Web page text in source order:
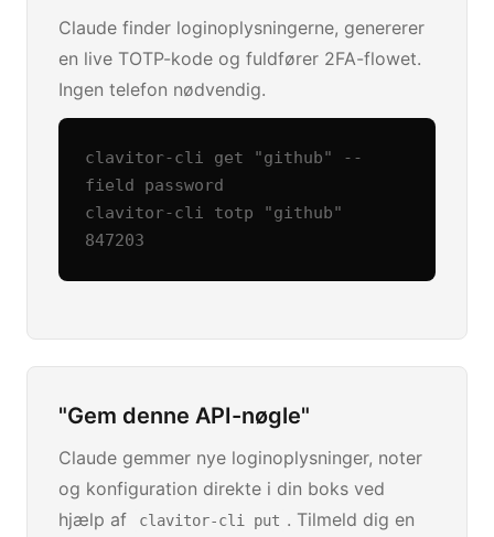
Claude finder loginoplysningerne, genererer
en live TOTP-kode og fuldfører 2FA-flowet.
Ingen telefon nødvendig.
clavitor-cli get "github" --
field password
clavitor-cli totp "github"
847203
"Gem denne API-nøgle"
Claude gemmer nye loginoplysninger, noter
og konfiguration direkte i din boks ved
hjælp af
clavitor-cli put . Tilmeld dig en